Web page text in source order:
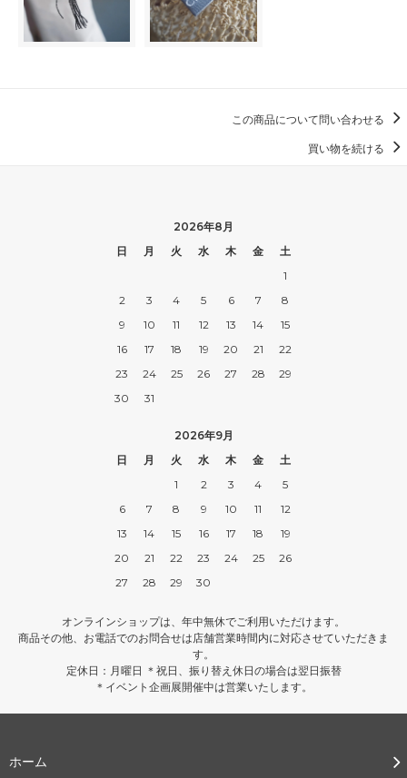
この商品について問い合わせる
買い物を続ける
2026年8月
日
月 火 水 木 金
土
1
2
3 4 5 6 7
8
9
10 11 12 13 14
15
16
17 18 19 20 21
22
23
24 25 26 27 28
29
30
31
2026年9月
日
月 火 水 木 金
土
1
2 3 4
5
6
7 8 9 10 11
12
13
14 15 16 17 18
19
20
21 22 23 24 25
26
27
28 29 30
オンラインショップは、年中無休でご利用いただけます。
商品その他、お電話でのお問合せは店舗営業時間内に対応させていただきま
す。
定休日：月曜日 ＊祝日、振り替え休日の場合は翌日振替
＊イベント企画展開催中は営業いたします。
ホーム